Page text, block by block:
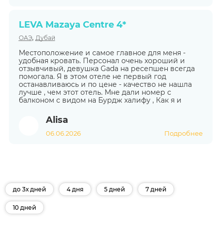
LEVA Mazaya Centre 4*
ОАЭ, Дубай
Местоположение и самое главное для меня -
удобная кровать. Персонал очень хороший и
отзывчивый, девушка Gada на ресепшен всегда
помогала. Я в этом отеле не первый год
останавливаюсь и по цене - качество не нашла
лучше , чем этот отель. Мне дали номер с
балконом с видом на Бурдж халифу , Как я и
Alisa
06.06.2026 Подробнее
до 3х дней 4 дня 5 дней 7 дней
10 дней